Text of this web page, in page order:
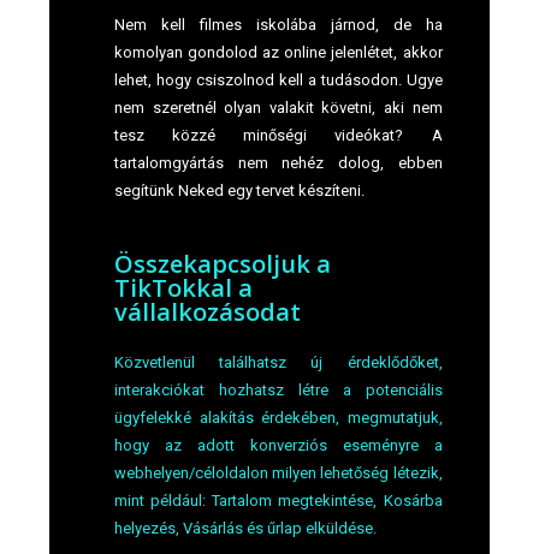
Nem kell filmes iskolába járnod, de ha
komolyan gondolod az online jelenlétet, akkor
lehet, hogy csiszolnod kell a tudásodon. Ugye
nem szeretnél olyan valakit követni, aki nem
tesz közzé minőségi videókat? A
tartalomgyártás nem nehéz dolog, ebben
segítünk Neked egy tervet készíteni.
Összekapcsoljuk a
TikTokkal a
vállalkozásodat
Közvetlenül találhatsz új érdeklődőket,
interakciókat hozhatsz létre a potenciális
ügyfelekké alakítás érdekében, megmutatjuk,
hogy az adott konverziós eseményre a
webhelyen/céloldalon milyen lehetőség létezik,
mint például: Tartalom megtekintése, Kosárba
helyezés, Vásárlás és űrlap elküldése.